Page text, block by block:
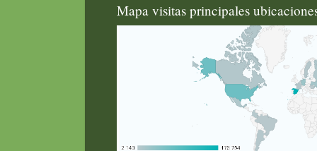
Mapa visitas principales